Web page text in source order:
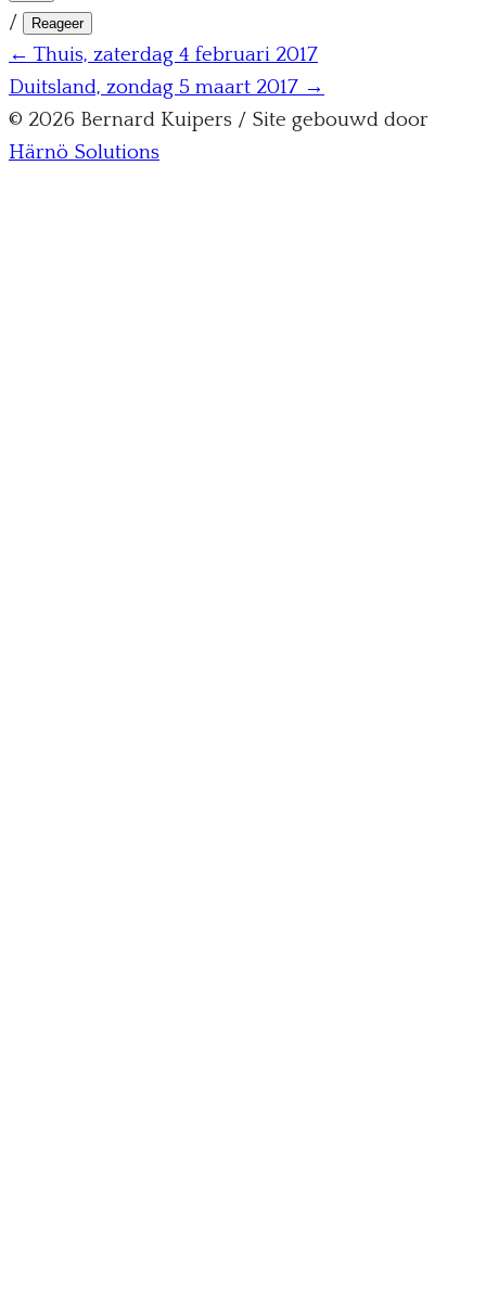
/ Reageer
← Thuis, zaterdag 4 februari 2017
Duitsland, zondag 5 maart 2017 →
© 2026 Bernard Kuipers / Site gebouwd door
Härnö Solutions